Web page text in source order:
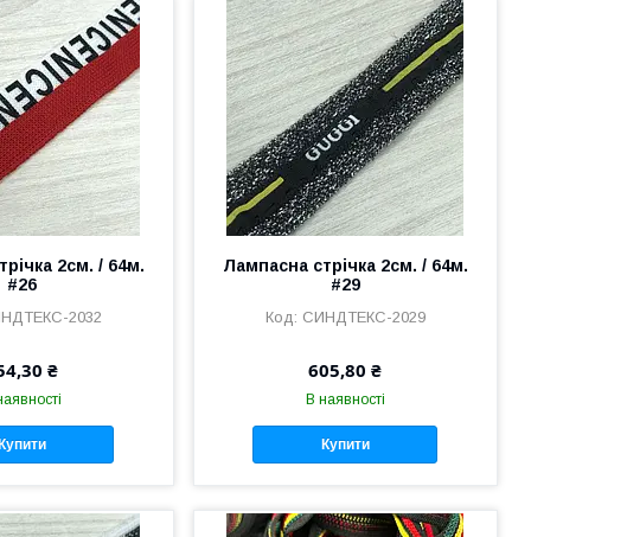
2см. / 64м.
#26
2032
₴
Купити
Лампасна стрічка 2см. / 64м.
#29
СИНДТЕКС-2029
605,80 ₴
В наявності
Купити